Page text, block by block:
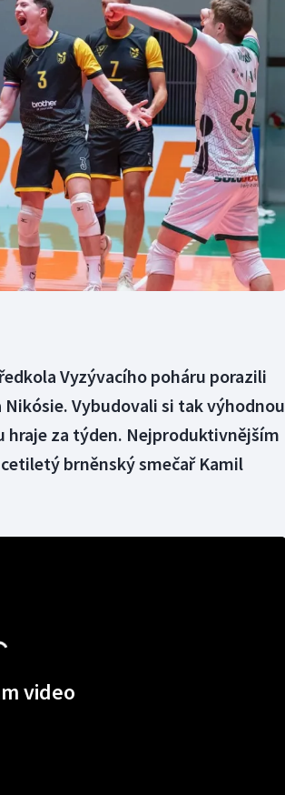
pětiboj
Motorsport
Olympijské hry
volejbal
Triatlon
Veslování
Vodní slalom
Volejbal
Ostatní
Vyzývacího poháru porazili
Vybudovali si tak výhodnou
hraje za týden. Nejproduktivnějším
brněnský smečař Kamil
video